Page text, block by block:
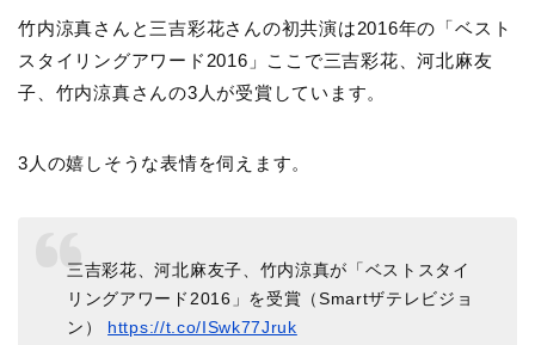
竹内涼真さんと三吉彩花さんの初共演は2016年の「ベスト
スタイリングアワード2016」ここで三吉彩花、河北麻友
子、竹内涼真さんの3人が受賞しています。
3人の嬉しそうな表情を伺えます。
三吉彩花、河北麻友子、竹内涼真が「ベストスタイ
リングアワード2016」を受賞（Smartザテレビジョ
ン） https://t.co/ISwk77Jruk